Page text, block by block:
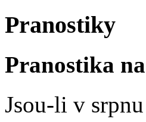
Pranostiky
Pranostika
Jsou-li v